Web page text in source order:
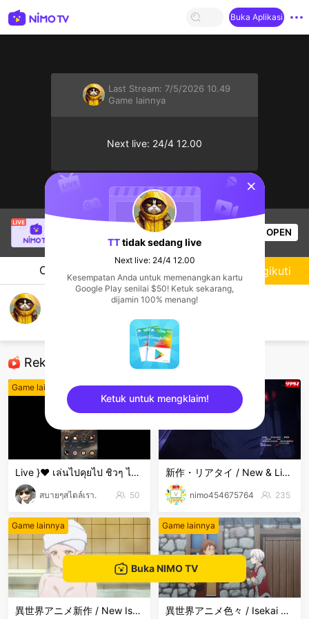
Buka Aplikasi
Last Stream: 7/5/2026 10.49
Game lainnya
Next live: 24/4 12.00
NMstrawberrysedang siaran langsung!
Game lainnya
126 Penonton OPEN
Chat
Mlbb game play with
Rekomendasi
Game lainnya
Live }❤️ เล่นไปคุยไป ชิวๆ ไม่เก่งน่ะ 🤣🤣🤣 ขำๆ .
สบายๆสไตล์เรา. 50
Game lainnya
新作・リアタイ / New & Live Streams
nimo454675764 235
Game lainnya
異世界アニメ新作 / New Isekai Anime
Game lainnya
異世界アニメ色々 / Isekai Anime Mix
Mengikuti
Buka NIMO TV
sentinelStart
TTtidak sedang live
Next live: 24/4 12.00
Kesempatan Anda untuk memenangkan kartu
Google Play senilai $50! Ketuk sekarang,
dijamin 100% menang!
Ketuk untuk mengklaim!
sentinelEnd